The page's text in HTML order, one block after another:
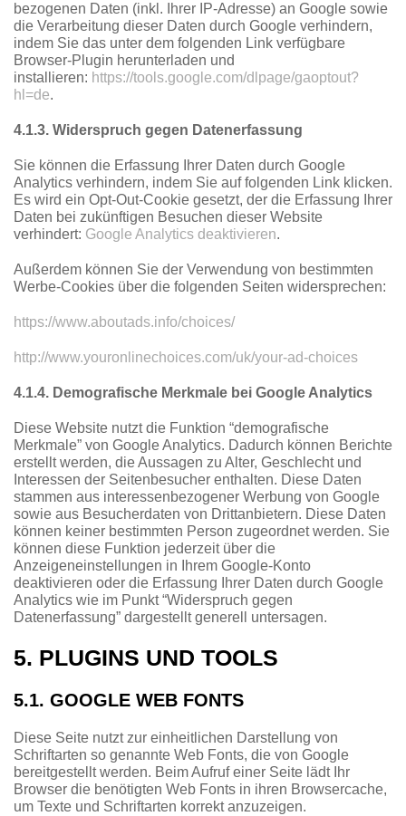
bezogenen Daten (inkl. Ihrer IP-Adresse) an Google sowie
die Verarbeitung dieser Daten durch Google verhindern,
indem Sie das unter dem folgenden Link verfügbare
Browser-Plugin herunterladen und
installieren: https://tools.google.com/dlpage/gaoptout?
hl=de.
4.1.3. Widerspruch gegen Datenerfassung
Sie können die Erfassung Ihrer Daten durch Google
Analytics verhindern, indem Sie auf folgenden Link klicken.
Es wird ein Opt-Out-Cookie gesetzt, der die Erfassung Ihrer
Daten bei zukünftigen Besuchen dieser Website
verhindert: Google Analytics deaktivieren.
Außerdem können Sie der Verwendung von bestimmten
Werbe-Cookies über die folgenden Seiten widersprechen:
https://www.aboutads.info/choices/
http://www.youronlinechoices.com/uk/your-ad-choices
4.1.4. Demografische Merkmale bei Google Analytics
Diese Website nutzt die Funktion “demografische
Merkmale” von Google Analytics. Dadurch können Berichte
erstellt werden, die Aussagen zu Alter, Geschlecht und
Interessen der Seitenbesucher enthalten. Diese Daten
stammen aus interessenbezogener Werbung von Google
sowie aus Besucherdaten von Drittanbietern. Diese Daten
können keiner bestimmten Person zugeordnet werden. Sie
können diese Funktion jederzeit über die
Anzeigeneinstellungen in Ihrem Google-Konto
deaktivieren oder die Erfassung Ihrer Daten durch Google
Analytics wie im Punkt “Widerspruch gegen
Datenerfassung” dargestellt generell untersagen.
5. PLUGINS UND TOOLS
5.1. GOOGLE WEB FONTS
Diese Seite nutzt zur einheitlichen Darstellung von
Schriftarten so genannte Web Fonts, die von Google
bereitgestellt werden. Beim Aufruf einer Seite lädt Ihr
Browser die benötigten Web Fonts in ihren Browsercache,
um Texte und Schriftarten korrekt anzuzeigen.